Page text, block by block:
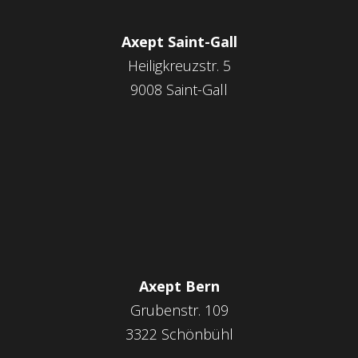
die Finanzbuchhaltung auf einzelne User
einzuschränken (z.B. Verbuchen der
Kassenbücher in die Finanzbuchhaltung
im MyAbacus reduziert manuelle
Arbeitsschritte, spart Zeit und erhöht
die Transparenz. Unternehmen
Axept Saint-Gall
Heiligkreuzstr. 5
9008 Saint-Gall
Axept Bern
Grubenstr. 109
3322 Schönbühl